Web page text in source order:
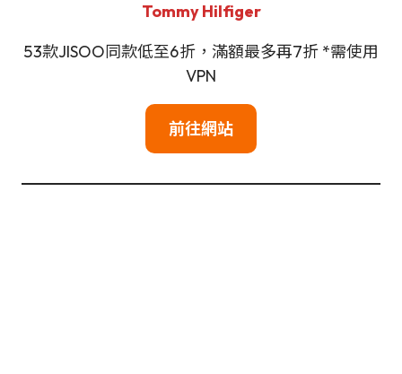
Tommy Hilfiger
53款JISOO同款低至6折，滿額最多再7折 *需使用
VPN
前往網站